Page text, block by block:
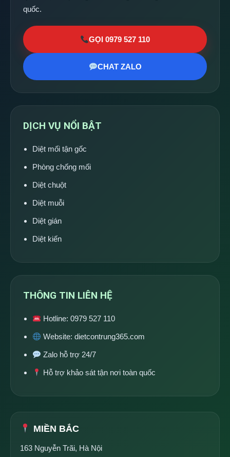
quốc.
GỌI 0979 527 110
CHAT ZALO
DỊCH VỤ NỔI BẬT
Diệt mối tận gốc
Phòng chống mối
Diệt chuột
Diệt muỗi
Diệt gián
Diệt kiến
THÔNG TIN LIÊN HỆ
Hotline:0979 527 110
Website:dietcontrung365.com
Zalo hỗ trợ 24/7
Hỗ trợ khảo sát tận nơi toàn quốc
MIỀN BẮC
163 Nguyễn Trãi, Hà Nội